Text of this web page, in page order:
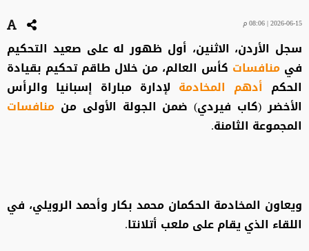
2026-06-15 | 08:06 م
سجل الأردن، الاثنين، أول ظهور له على صعيد التحكيم
في منافسات كأس العالم، من خلال طاقم تحكيم بقيادة
الحكم أدهم المخادمة لإدارة مباراة إسبانيا والرأس
الأخضر (كاب فيردي) ضمن الجولة الأولى من منافسات
المجموعة الثامنة.
ويعاون المخادمة الحكمان محمد بكار وأحمد الرويلي، في
اللقاء الذي يقام على ملعب أتلانتا.